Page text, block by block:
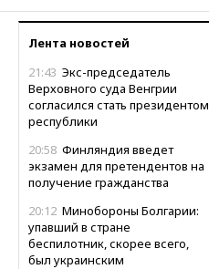
Лента новостей
21:43 Экс-председатель
Верховного суда Венгрии
согласился стать президентом
республики
20:58 Финляндия введет
экзамен для претендентов на
получение гражданства
20:12 Минобороны Болгарии:
упавший в стране
беспилотник, скорее всего,
был украинским